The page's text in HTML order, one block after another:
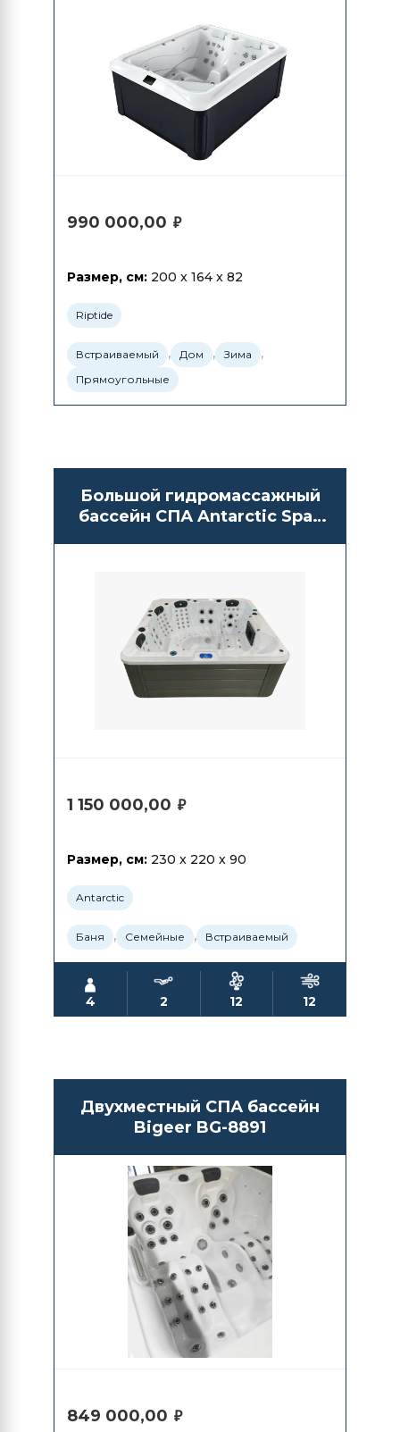
990 000,00 ₽
Размер, см: 200 x 164 x 82
Riptide
Встраиваемый , Дом , Зима ,
Прямоугольные
Большой гидромассажный
бассейн СПА Antarctic Spas
1 150 000,00 ₽
Размер, см: 230 x 220 x 90
Antarctic
Баня , Семейные , Встраиваемый
4 2 12 12
Двухместный СПА бассейн
Bigeer BG-8891
849 000,00 ₽